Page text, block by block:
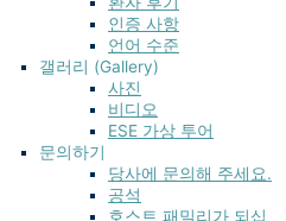
인증 사항
언어 수준
갤러리 (Gallery)
사진
비디오
ESE 가상 투어
문의하기
당사에 문의해 주세요.
공석
호스트 패밀리가 되십